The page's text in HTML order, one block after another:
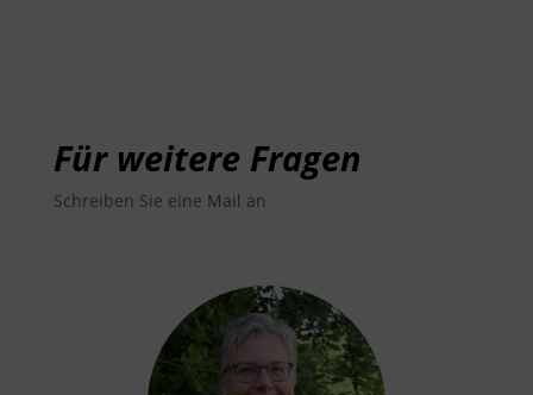
Für weitere Fragen
Schreiben Sie eine Mail an